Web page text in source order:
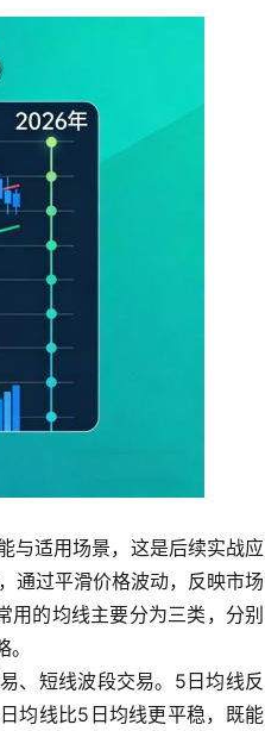
与适用场景，这是后续实战应
通过平滑价格波动，反映市场
的均线主要分为三类，分别
、短线波段交易。5日均线反
均线比5日均线更平稳，既能